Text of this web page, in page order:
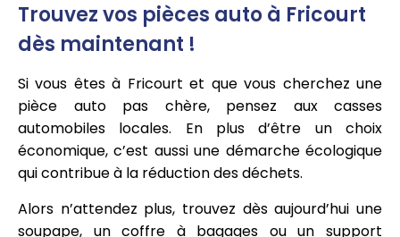
Trouvez vos pièces auto à Fricourt
dès maintenant !
Si vous êtes à Fricourt et que vous cherchez une
pièce auto pas chère, pensez aux casses
automobiles locales. En plus d’être un choix
économique, c’est aussi une démarche écologique
qui contribue à la réduction des déchets.
Alors n’attendez plus, trouvez dès aujourd’hui une
soupape, un coffre à bagages ou un support